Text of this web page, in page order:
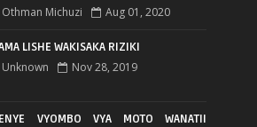
Othman Michuzi Aug 01, 2020
LISHE WAKISAKA RIZIKI
Unknown Nov 28, 2019
VYOMBO VYA MOTO WANATII